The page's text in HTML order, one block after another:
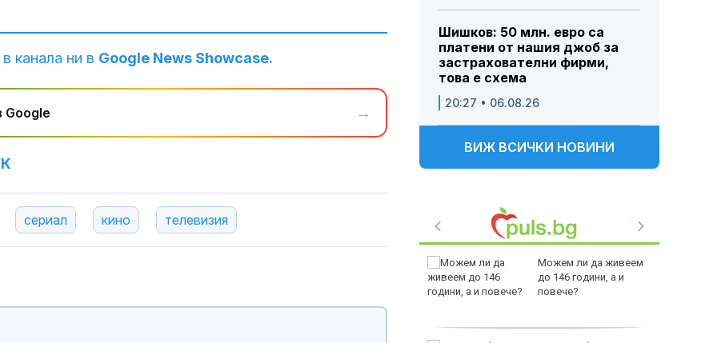
канала ни в Google News Showcase.
Google →
сериал кино телевизия
Шишков: 50 млн. евро са
платени от нашия джоб за
застрахователни фирми,
това е схема
20:27 • 06.08.26
ВИЖ ВСИЧКИ НОВИНИ
няма
Можем ли да живеем
до 146 години, а и
повече?